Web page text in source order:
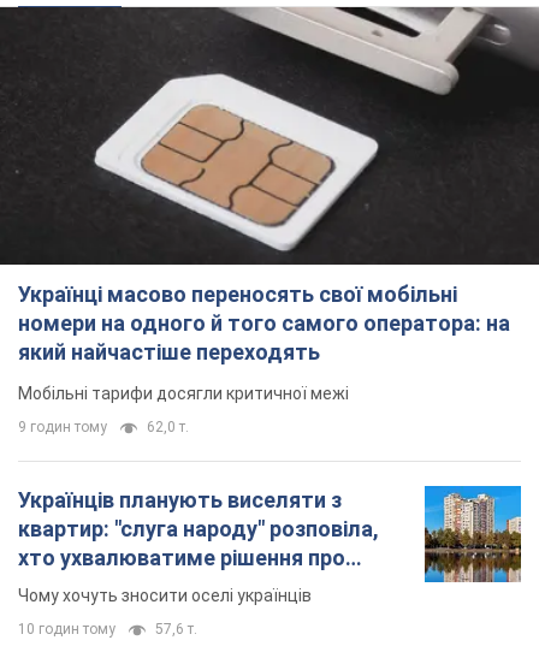
Українці масово переносять свої мобільні
номери на одного й того самого оператора: на
який найчастіше переходять
Мобільні тарифи досягли критичної межі
9 годин тому 62,0 т.
Українців планують виселяти з
квартир: "слуга народу" розповіла,
хто ухвалюватиме рішення про
знесення будинків
Чому хочуть зносити оселі українців
10 годин тому 57,6 т.